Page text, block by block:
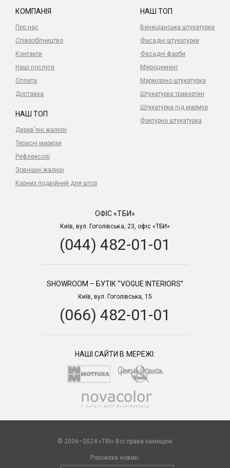
КОМПАНІЯ
Про нас
Співробітництво
Контакти
Наші послуги
Оплата
Доставка
НАШ ТОП
Венеціанська штукатурка
Фасадні штукатурки
Фасадні фарби
Мікроцемент
Марморіно штукатурка
Штукатурка травертин
Штукатурка під мармур
Фактурна штукатурка
НАШ ТОП
Дерев'яні жалюзі
Терасні маркізи
Рефлексолі
Зовнішні жалюзі
Карниз подвійний для штор
ОФІС «ТБИ»
Київ, вул. Гоголівська, 23, офіс «ТБИ»
(044) 482-01-01
SHOWROOM – БУТІК “VOGUE INTERIORS”
Київ, вул. Гоголівська, 15
(066) 482-01-01
НАШІ САЙТИ В МЕРЕЖІ:
© 2006–2024 «TBI» Всі права захищені
Розсилка новин: